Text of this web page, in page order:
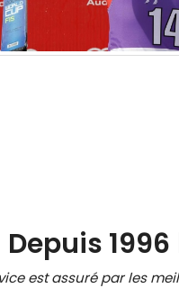
Depuis 1996
est assuré par les